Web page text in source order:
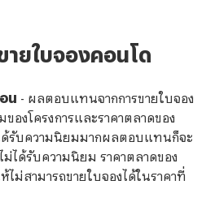
ายใบจองคอนโด
น - ผลตอบแทนจากการขายใบจอง
องโครงการและราคาตลาดของ
ได้รับความนิยมมากผลตอบแทนก็จะ
ม่ได้รับความนิยม ราคาตลาดของ
ไม่สามารถขายใบจองได้ในราคาที่